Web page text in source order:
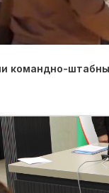
командно-